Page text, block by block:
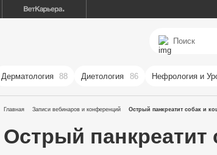
Дерматология 88 Диетология 86 Нефрология и
Главная Записи вебинаров и конференций Острый панкреатит собак и
Острый панкреатит